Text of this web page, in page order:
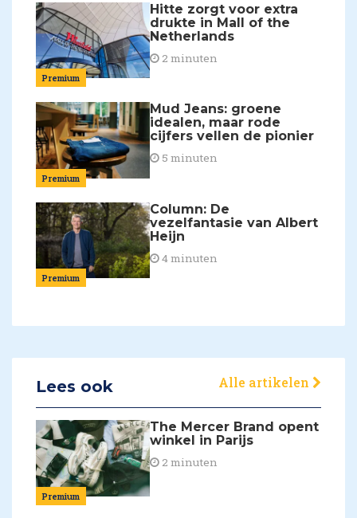
Premium
Hitte zorgt voor extra
drukte in Mall of the
Netherlands
2 minuten
Premium
Mud Jeans: groene
idealen, maar rode
cijfers vellen de pionier
5 minuten
Premium
Column: De
vezelfantasie van Albert
Heijn
4 minuten
Lees ook Alle artikelen
Premium
The Mercer Brand opent
winkel in Parijs
2 minuten